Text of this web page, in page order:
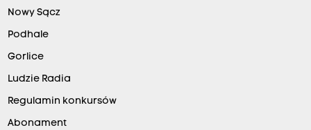
Nowy Sącz
Podhale
Gorlice
Ludzie Radia
Regulamin konkursów
Abonament